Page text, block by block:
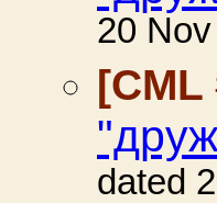
20
[CML
dated